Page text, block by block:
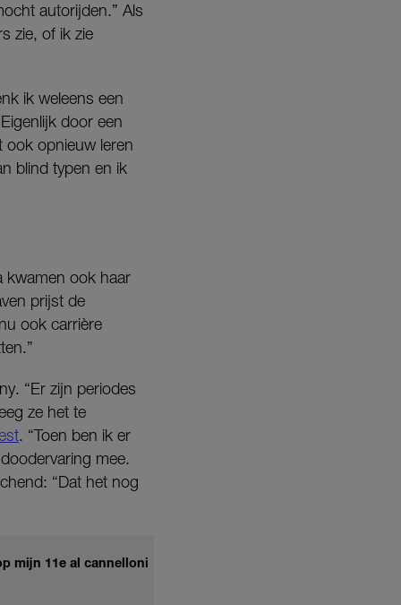
autorijden.” Als
zie, of ik zie
ik weleens een
door een
ook opnieuw leren
blind typen en ik
kwamen ook haar
prijst de
ook carrière
“Er zijn periodes
ze het te
. “Toen ben ik er
mee.
“Dat het nog
mijn 11e al cannelloni